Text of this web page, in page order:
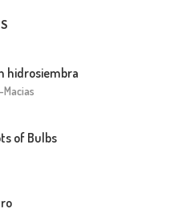
hidrosiembra
of Bulbs